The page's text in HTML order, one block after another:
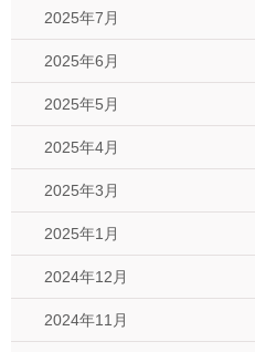
2025年7月
2025年6月
2025年5月
2025年4月
2025年3月
2025年1月
2024年12月
2024年11月